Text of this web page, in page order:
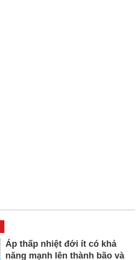
Áp thấp nhiệt đới ít có khả
năng mạnh lên thành bão và